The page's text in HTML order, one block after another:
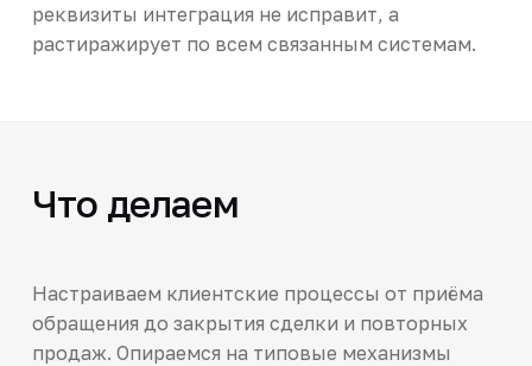
реквизиты интеграция не исправит, а
растиражирует по всем связанным системам.
Что делаем
Настраиваем клиентские процессы от приёма
обращения до закрытия сделки и повторных
продаж. Опираемся на типовые механизмы